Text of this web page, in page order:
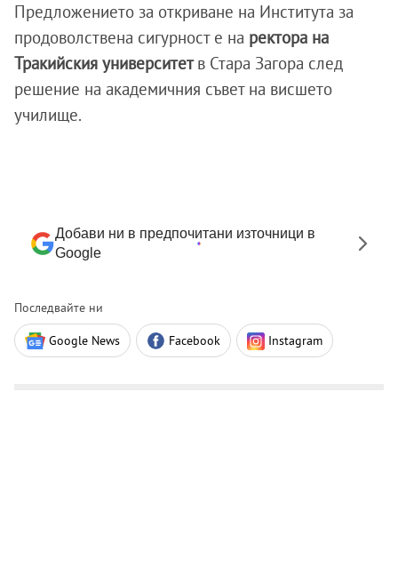
Предложението за откриване на Института за
продоволствена сигурност е на ректора на
Тракийския университетв Стара Загора след
решение на академичния съвет на висшето
училище.
Добави ни в предпочитани източници в
Google
Последвайте ни
Google News Facebook Instagram